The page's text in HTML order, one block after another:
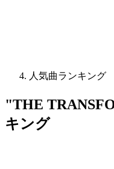
人気曲ランキング
"THE
キング